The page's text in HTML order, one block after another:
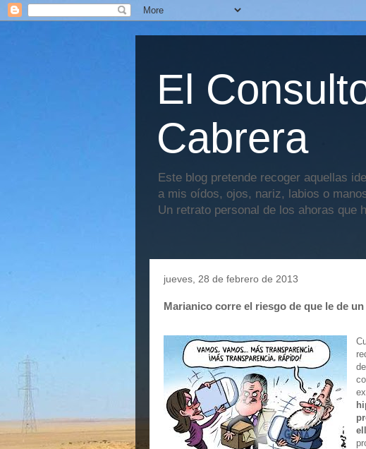
El
Cabrera
Este blog pretende recoger aquellas
a mis oídos, ojos, nariz, labios o
Un retrato personal de los ahoras que
jueves, 28 de febrero de 2013
Marianico corre el riesgo de que le de